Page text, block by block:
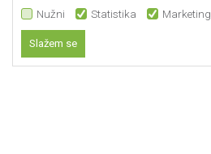
Nužni Statistika Marketing
Slažem se